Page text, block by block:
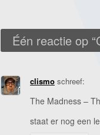
Één reactie op “
clismo schreef:
The Madness –
staat er nog een